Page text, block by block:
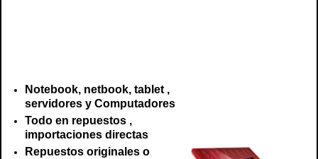
Notebook, netbook, tablet ,
servidores y Computadores
Todo en repuestos ,
importaciones directas
Repuestos originales o